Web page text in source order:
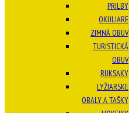
PRILBY
OKULIARE
ZIMNÁ OBUV
TURISTICKÁ
OBUV
RUKSAKY
LYŽIARSKE
OBALY A TAŠKY